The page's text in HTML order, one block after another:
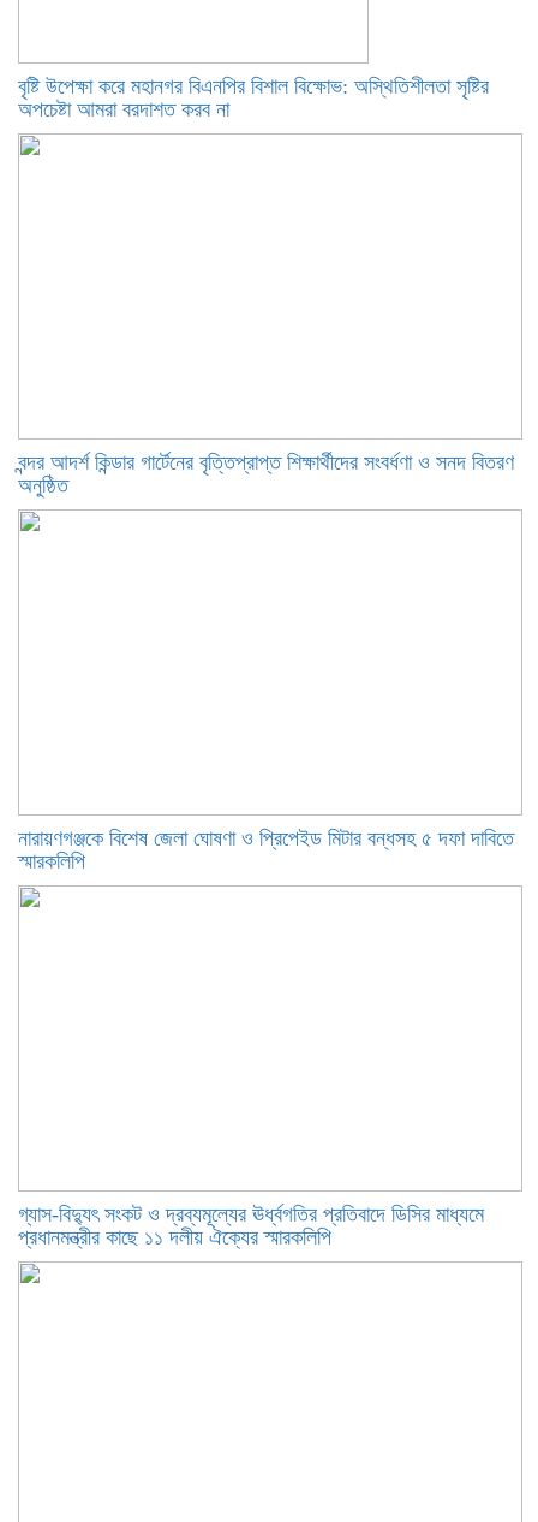
বৃষ্টি উপেক্ষা করে মহানগর বিএনপির বিশাল বিক্ষোভ: অস্থিতিশীলতা সৃষ্টির
অপচেষ্টা আমরা বরদাশত করব না
বন্দর আদর্শ কিন্ডার গার্টেনের বৃত্তিপ্রাপ্ত শিক্ষার্থীদের সংবর্ধণা ও সনদ বিতরণ
অনুষ্ঠিত
নারায়ণগঞ্জকে বিশেষ জেলা ঘোষণা ও প্রিপেইড মিটার বন্ধসহ ৫ দফা দাবিতে
স্মারকলিপি
গ্যাস-বিদ্যুৎ সংকট ও দ্রব্যমূল্যের ঊর্ধ্বগতির প্রতিবাদে ডিসির মাধ্যমে
প্রধানমন্ত্রীর কাছে ১১ দলীয় ঐক্যের স্মারকলিপি